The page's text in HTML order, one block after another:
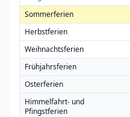
Sommerferien
Herbstferien
Weihnachtsferien
Frühjahrsferien
Osterferien
Himmelfahrt- und
Pfingstferien